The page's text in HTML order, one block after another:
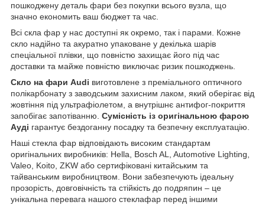
пошкоджену деталь фари без покупки всього вузла, що
значно економить ваш бюджет та час.
Всі скла фар у нас доступні як окремо, так і парами. Кожне
скло надійно та акуратно упаковане у декілька шарів
спеціальної плівки, що повністю захищає його під час
доставки та майже повністю виключає ризик пошкоджень.
Скло на фари Audi виготовлене з преміального оптичного
полікарбонату з заводським захисним лаком, який оберігає від
жовтіння під ультрафіолетом, а внутрішнє антифог-покриття
запобігає запотіванню. Сумісність із оригінальною фарою
Ауді гарантує бездоганну посадку та безпечну експлуатацію.
Наші стекла фар відповідають високим стандартам
оригінальних виробників: Hella, Bosch AL, Automotive Lighting,
Valeo, Koito, ZKW або сертифіковані китайським та
тайванським виробництвом. Вони забезпечують ідеальну
прозорість, довговічність та стійкість до подряпин – це
унікальна перевага нашого стеклафар перед іншими